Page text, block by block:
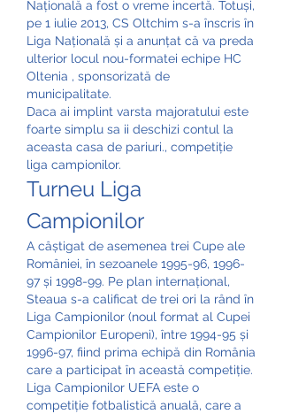
Națională a fost o vreme incertă. Totuși,
pe 1 iulie 2013, CS Oltchim s-a înscris în
Liga Națională și a anunțat că va preda
ulterior locul nou-formatei echipe HC
Oltenia , sponsorizată de
municipalitate.
Daca ai implint varsta majoratului este
foarte simplu sa ii deschizi contul la
aceasta casa de pariuri., competiție
liga campionilor.
Turneu Liga
Campionilor
A câștigat de asemenea trei Cupe ale
României, în sezoanele 1995-96, 1996-
97 și 1998-99. Pe plan internațional,
Steaua s-a calificat de trei ori la rând în
Liga Campionilor (noul format al Cupei
Campionilor Europeni), între 1994-95 și
1996-97, fiind prima echipă din România
care a participat în această competiție.
Liga Campionilor UEFA este o
competiție fotbalistică anuală, care a